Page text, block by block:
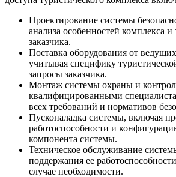
Проектирование системы
анализа особенностей комплекса и
заказчика.
Поставка оборудования от
учитывая специфику
запросы заказчика.
Монтаж системы охраны и
квалифицированными
всех требований и нормативов
Пусконаладка системы, включая
работоспособности и
компонента системы.
Техническое обслуживание
поддержания ее
случае необходимости.